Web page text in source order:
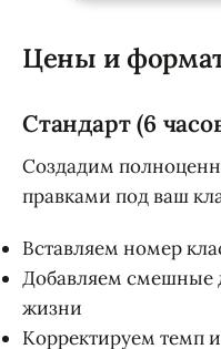
Цены и
Стандарт (6
Создадим
правками под ваш
Вставляем номер
Добавляем смешные
жизни
Корректируем темп